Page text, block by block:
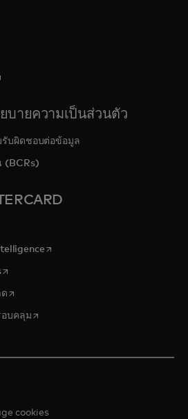
in a new tab
บายความเป็นส่วนตัว
รับผิดชอบต่อข้อมูล
(BCRs)
new tab
opens in a new tab
opens in a new tab
opens in a new tab
อบคลุมopens in a new tab
cookies